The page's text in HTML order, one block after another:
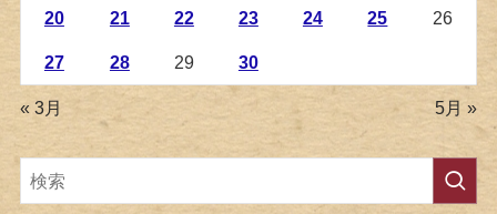
20 21 22 23 24 25 26
27 28 29 30
« 3月 5月 »